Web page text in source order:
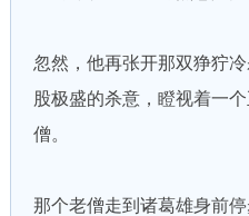
忽然，他再张开那双狰狞
股极盛的杀意，瞪视着一
僧。
那个老僧走到诸葛雄身前